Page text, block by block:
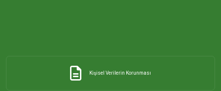
KAYACIK MAHALLESİ Kişisel Verilerin Korunması